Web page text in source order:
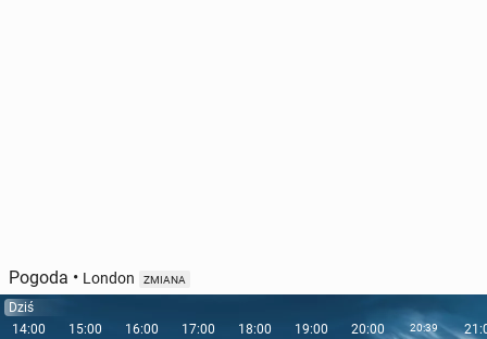
Pogoda • London ZMIANA
Dziś
14:00
15:00 16:00 17:00 18:00 19:00 20:00 20:39